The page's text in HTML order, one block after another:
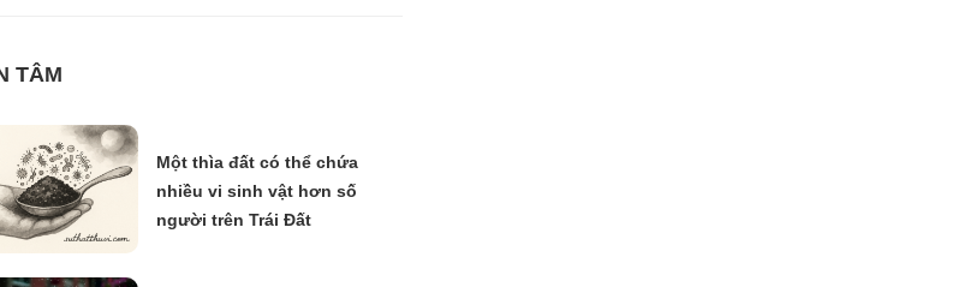
TÂM
Một thìa đất có thể chứa
nhiều vi sinh vật hơn số
người trên Trái Đất